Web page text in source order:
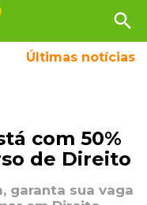
search
Últimas notícias
com 50%
de Direito
garanta sua vaga